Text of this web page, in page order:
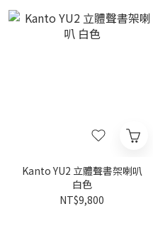
Kanto YU2 立體聲書架喇叭
白色
NT$9,800